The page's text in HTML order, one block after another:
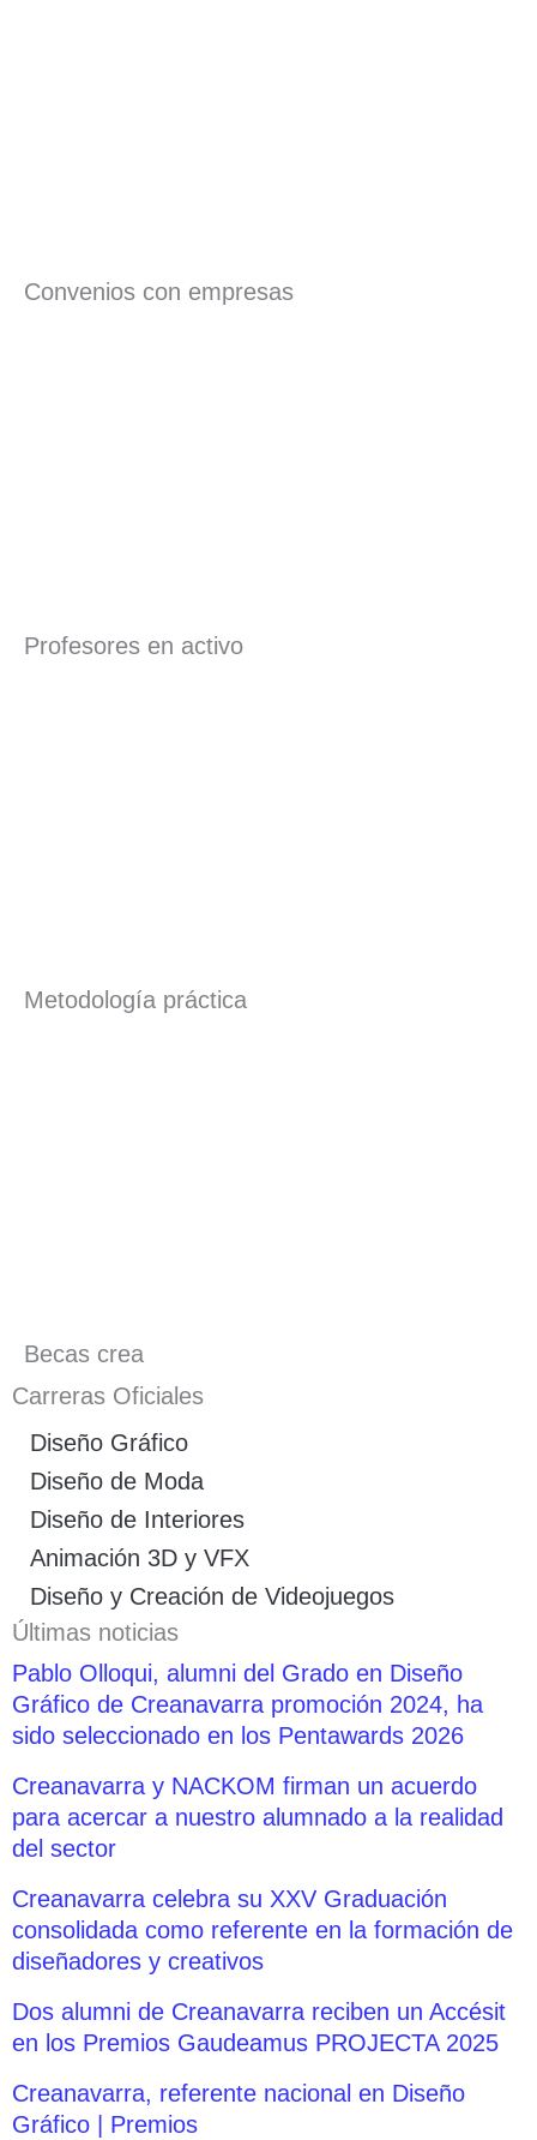
Convenios con empresas
Profesores en activo
Metodología práctica
Becas crea
Carreras Oficiales
Diseño Gráfico
Diseño de Moda
Diseño de Interiores
Animación 3D y VFX
Diseño y Creación de Videojuegos
Últimas noticias
Pablo Olloqui, alumni del Grado en Diseño
Gráfico de Creanavarra promoción 2024, ha
sido seleccionado en los Pentawards 2026
Creanavarra y NACKOM firman un acuerdo
para acercar a nuestro alumnado a la realidad
del sector
Creanavarra celebra su XXV Graduación
consolidada como referente en la formación de
diseñadores y creativos
Dos alumni de Creanavarra reciben un Accésit
en los Premios Gaudeamus PROJECTA 2025
Creanavarra, referente nacional en Diseño
Gráfico | Premios